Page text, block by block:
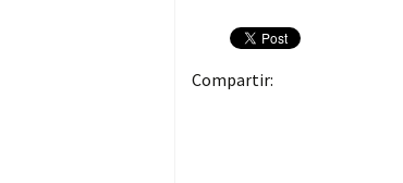
Compartir: